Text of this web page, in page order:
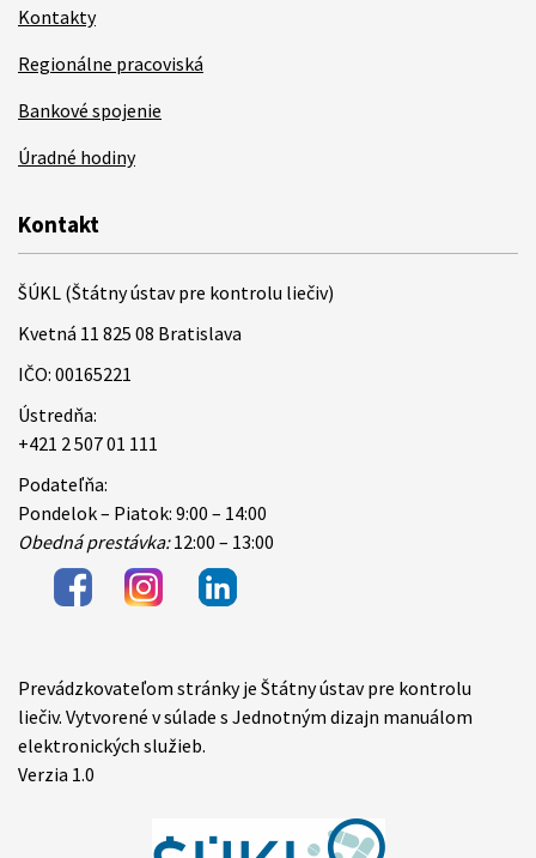
Kontakty
Regionálne pracoviská
Bankové spojenie
Úradné hodiny
Kontakt
ŠÚKL (Štátny ústav pre kontrolu liečiv)
Kvetná 11 825 08 Bratislava
IČO: 00165221
Ústredňa:
+421 2 507 01 111
Podateľňa:
Pondelok – Piatok: 9:00 – 14:00
Obedná prestávka:12:00 – 13:00
Items
Prevádzkovateľom stránky je Štátny ústav pre kontrolu
liečiv. Vytvorené v súlade s Jednotným dizajn manuálom
elektronických služieb.
Verzia 1.0